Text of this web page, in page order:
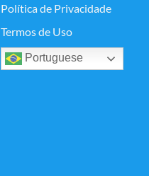
Política de Privacidade
Termos de Uso
Portuguese